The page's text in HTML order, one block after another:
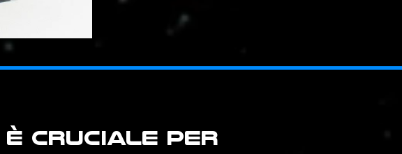
CRUCIALE PER